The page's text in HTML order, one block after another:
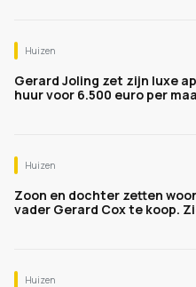
Huizen
Gerard Joling zet zijn luxe
huur voor 6.500 euro per
Huizen
Zoon en dochter zetten
vader Gerard Cox te koop.
Huizen